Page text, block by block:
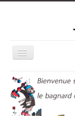
Basculer
la
Accueil
Qui suis-je ?
Le blog